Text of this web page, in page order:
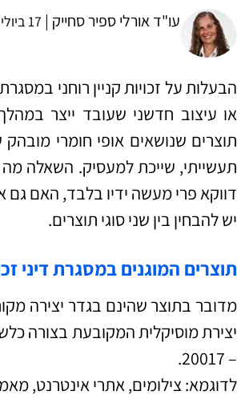
עו"ד אורלי ספיר סחייק | 17 ביולי 2025
הבעלות על זכויות קניין רוחני
או עיצוב חדשני שעובד ייצר
תוצרים שנושאים אופי חומרי
תעשייתי, שייכת למעסיק. השאלה
דווקא פרי מעשה ידיו בלבד, האם
יש להבחין בין שני סוגי תוצרים.
תוצרים המוגנים במסגרת דיני
מדובר בתוצר שהינם בגדר יצירה
– 20017.
לדוגמא: צילומים, אתרי אינטרנט,